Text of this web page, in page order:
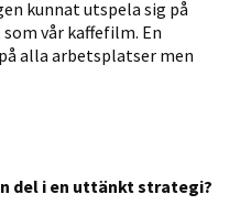
kunnat utspela sig på
vår kaffefilm. En
alla arbetsplatser men
del i en uttänkt strategi?